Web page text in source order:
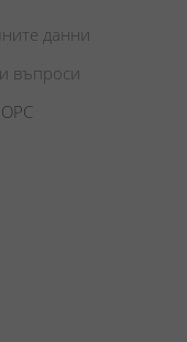
данни
въпроси